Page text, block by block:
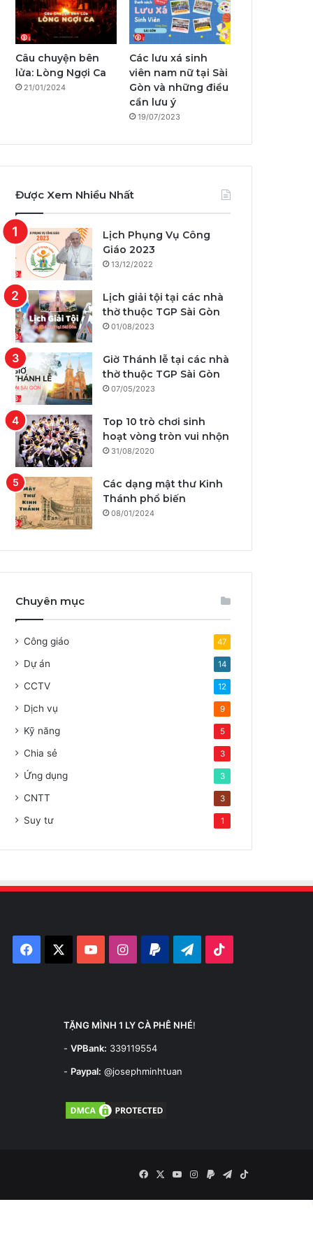
Câu chuyện bên
lửa: Lòng Ngợi Ca
21/01/2024
Các lưu xá sinh
viên nam nữ tại Sài
Gòn và những điều
cần lưu ý
19/07/2023
Được Xem Nhiều Nhất
Lịch Phụng Vụ Công
Giáo 2023
13/12/2022
Lịch giải tội tại các nhà
thờ thuộc TGP Sài Gòn
01/08/2023
Giờ Thánh lễ tại các nhà
thờ thuộc TGP Sài Gòn
07/05/2023
Top 10 trò chơi sinh
hoạt vòng tròn vui nhộn
31/08/2020
Các dạng mật thư Kinh
Thánh phổ biến
08/01/2024
Chuyên mục
Công giáo 47
Dự án 14
CCTV 12
Dịch vụ 9
Kỹ năng 5
Chia sẻ 3
Ứng dụng 3
CNTT 3
Suy tư 1
Facebook YouTubeInstagram
PaypalTelegram
TẶNG MÌNH 1 LY CÀ PHÊ NHÉ!
- VPBank: 339119554
- Paypal: @josephminhtuan
FacebookYouTubeInstagram
PaypalTelegram
TikTok